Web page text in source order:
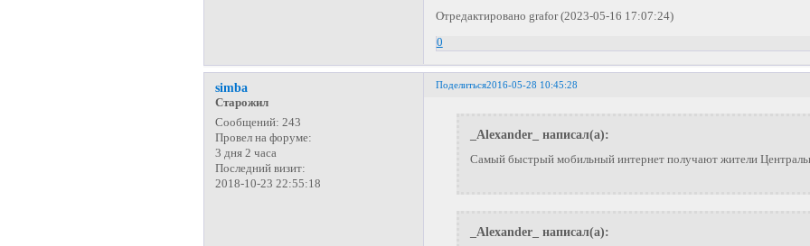
Отредактировано grafor (2023-05-16 17:07:24)
0
Поделиться2016-05-28 10:45:28
simba
Старожил
Сообщений: 243
Провел на форуме:
3 дня 2 часа
Последний визит:
2018-10-23 22:55:18
_Alexander_ написал(а):
Самый быстрый мобильный интернет получают жители
_Alexander_ написал(а):